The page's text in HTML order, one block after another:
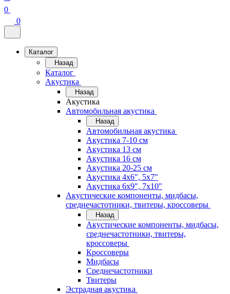
0
0
Каталог
Назад
Каталог
Акустика
Назад
Акустика
Автомобильная акустика
Назад
Автомобильная акустика
Акустика 7-10 см
Акустика 13 см
Акустика 16 см
Акустика 20-25 см
Акустика 4х6", 5х7"
Акустика 6х9", 7х10"
Акустические компоненты, мидбасы,
среднечастотники, твитеры, кроссоверы
Назад
Акустические компоненты, мидбасы,
среднечастотники, твитеры,
кроссоверы
Кроссоверы
Мидбасы
Среднечастотники
Твитеры
Эстрадная акустика